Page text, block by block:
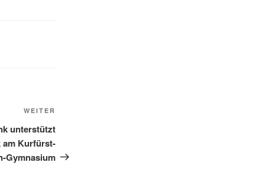
Beitrag
WEITER
unterstützt
am Kurfürst-
Gymnasium